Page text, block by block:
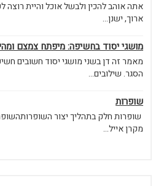
אתה אוהב להכין ולבשל אוכל והיית רוצה
ארוך, ישנן...
מושגי יסוד בחשיפה: מיפתח צמצם
מאמר זה דן בשני מושגי יסוד חשובים
הסגר. שילובים...
שופרות
שופרות חלק בתהליך יצור
מקרן אייל...